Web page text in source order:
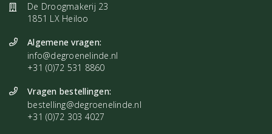
De Droogmakerij 23
1851 LX Heiloo
Algemene vragen:
info@degroenelinde.nl
+31 (0)72 531 8860
Vragen bestellingen:
bestelling@degroenelinde.nl
+31 (0)72 303 4027